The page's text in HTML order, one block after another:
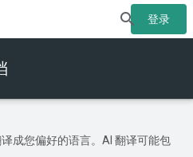
登录
成您偏好的语言。AI 翻译可能包